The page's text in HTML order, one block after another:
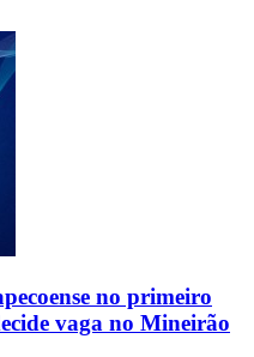
no primeiro
vaga no Mineirão